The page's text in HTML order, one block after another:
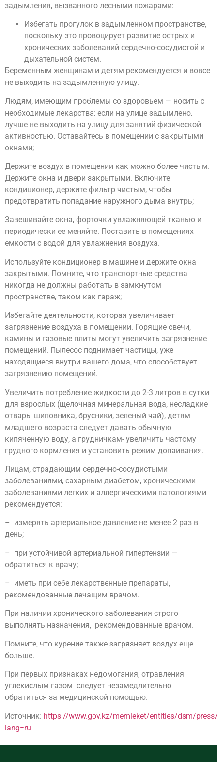
задымления, вызванного лесными пожарами:
Избегать прогулок в задымленном пространстве,
поскольку это провоцирует развитие острых и
хронических заболеваний сердечно-сосудистой и
дыхательной систем.
Беременным женщинам и детям рекомендуется и вовсе
не выходить на задымленную улицу.
Людям, имеющим проблемы со здоровьем — носить с
необходимые лекарства; если на улице задымлено,
лучше не выходить на улицу для занятий физической
активностью. Оставайтесь в помещении с закрытыми
окнами;
Держите воздух в помещении как можно более чистым.
Держите окна и двери закрытыми. Включите
кондиционер, держите фильтр чистым, чтобы
предотвратить попадание наружного дыма внутрь;
Завешивайте окна, форточки увлажняющей тканью и
периодически ее меняйте. Поставить в помещениях
емкости с водой для увлажнения воздуха.
Используйте кондиционер в машине и держите окна
закрытыми. Помните, что транспортные средства
никогда не должны работать в замкнутом
пространстве, таком как гараж;
Избегайте деятельности, которая увеличивает
загрязнение воздуха в помещении. Горящие свечи,
камины и газовые плиты могут увеличить загрязнение
помещений. Пылесос поднимает частицы, уже
находящиеся внутри вашего дома, что способствует
загрязнению помещений.
Увеличить потребление жидкости до 2-3 литров в сутки
для взрослых (щелочная минеральная вода, несладкие
отвары шиповника, брусники, зеленый чай), детям
младшего возраста следует давать обычную
кипяченную воду, а грудничкам- увеличить частому
грудного кормления и установить режим допаивания.
Лицам, страдающим сердечно-сосудистыми
заболеваниями, сахарным диабетом, хроническими
заболеваниями легких и аллергическими патологиями
рекомендуется:
– измерять артериальное давление не менее 2 раз в
день;
– при устойчивой артериальной гипертензии —
обратиться к врачу;
– иметь при себе лекарственные препараты,
рекомендованные лечащим врачом.
При наличии хронического заболевания строго
выполнять назначения, рекомендованные врачом.
Помните, что курение также загрязняет воздух еще
больше.
При первых признаках недомогания, отравления
углекислым газом следует незамедлительно
обратиться за медицинской помощью.
Источник: https://www.gov.kz/memleket/entities/dsm/
lang=ru